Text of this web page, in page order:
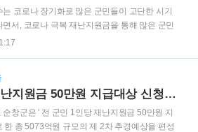
는 코로나 장기화로 많은 군민들이 고단한 시기
면서, 코로나 극복 재난지원금을 통해 많은 군민
를 얻을 수 있기 바란다는 취지에서 재난지원
하였습니다. 장흥군 재난지원금 신청 대상 방
5월 31일 장흥군 내 주민들옭을 둔 18세 이상
이전 출생자) - 장흥군 내 주민등록을 둔 결혼
지급대상에 포함 금액 : 20만원 신청시기 : 2022
순창군 재난지원금 50만원 지급대상 신청방법 사용처
창군은 ' 전 군민 1인당 재난지원금 50만원 지
한 총 5073억원 규모의 제 2차 추경예상을 편성